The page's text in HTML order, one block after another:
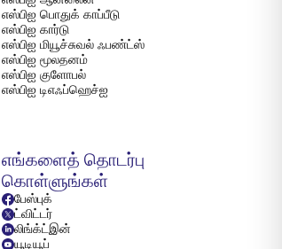
எஸ்பிஐ பொதுக் காப்பீடு
எஸ்பிஐ கார்டு
எஸ்பிஐ மியூச்சுவல் ஃபண்ட்ஸ்
எஸ்பிஐ மூலதனம்
எஸ்பிஐ குளோபல்
எஸ்பிஐ டிஎஃப்ஹெச்ஐ
எங்களைத் தொடர்பு
கொள்ளுங்கள்
பேஸ்புக்
ட்விட்டர்
லிங்க்ட்இன்
யூடியூப்